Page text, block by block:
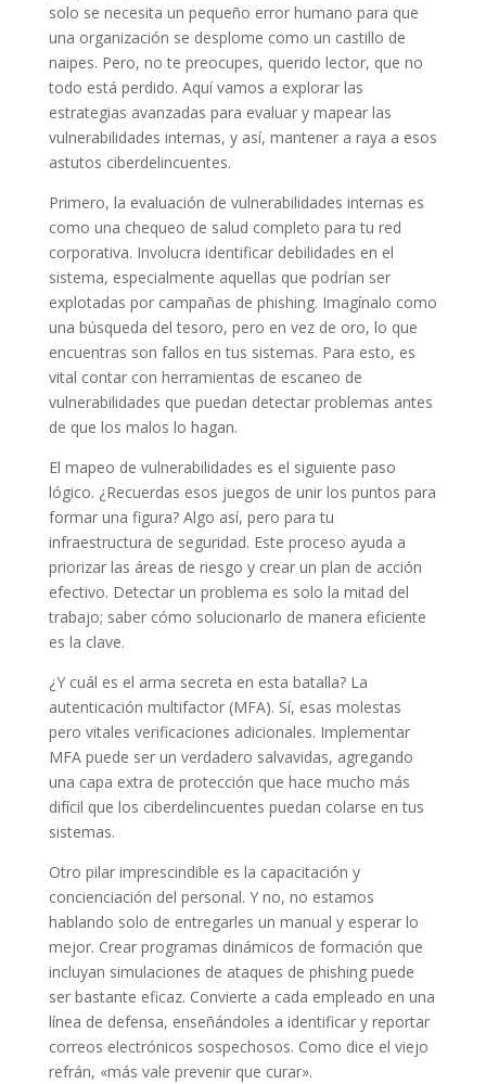
solo se necesita un pequeño error humano para que
una organización se desplome como un castillo de
naipes. Pero, no te preocupes, querido lector, que no
todo está perdido. Aquí vamos a explorar las
estrategias avanzadas para evaluar y mapear las
vulnerabilidades internas, y así, mantener a raya a esos
astutos ciberdelincuentes.
Primero, la evaluación de vulnerabilidades internas es
como una chequeo de salud completo para tu red
corporativa. Involucra identificar debilidades en el
sistema, especialmente aquellas que podrían ser
explotadas por campañas de phishing. Imagínalo como
una búsqueda del tesoro, pero en vez de oro, lo que
encuentras son fallos en tus sistemas. Para esto, es
vital contar con herramientas de escaneo de
vulnerabilidades que puedan detectar problemas antes
de que los malos lo hagan.
El mapeo de vulnerabilidades es el siguiente paso
lógico. ¿Recuerdas esos juegos de unir los puntos para
formar una figura? Algo así, pero para tu
infraestructura de seguridad. Este proceso ayuda a
priorizar las áreas de riesgo y crear un plan de acción
efectivo. Detectar un problema es solo la mitad del
trabajo; saber cómo solucionarlo de manera eficiente
es la clave.
¿Y cuál es el arma secreta en esta batalla? La
autenticación multifactor (MFA). Sí, esas molestas
pero vitales verificaciones adicionales. Implementar
MFA puede ser un verdadero salvavidas, agregando
una capa extra de protección que hace mucho más
difícil que los ciberdelincuentes puedan colarse en tus
sistemas.
Otro pilar imprescindible es la capacitación y
concienciación del personal. Y no, no estamos
hablando solo de entregarles un manual y esperar lo
mejor. Crear programas dinámicos de formación que
incluyan simulaciones de ataques de phishing puede
ser bastante eficaz. Convierte a cada empleado en una
línea de defensa, enseñándoles a identificar y reportar
correos electrónicos sospechosos. Como dice el viejo
refrán, «más vale prevenir que curar».